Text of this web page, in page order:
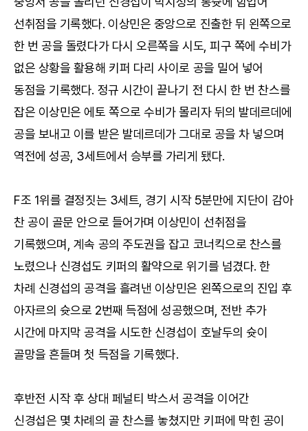
선취점을 기록했다. 이상민은 중앙으로 진출한 뒤 왼쪽으로
한 번 공을 돌렸다가 다시 오른쪽을 시도, 피구 쪽에 수비가
없은 상황을 활용해 키퍼 다리 사이로 공을 밀어 넣어
동점을 기록했다. 정규 시간이 끝나기 전 다시 한 번 찬스를
잡은 이상민은 에토 쪽으로 수비가 몰리자 뒤의 발데르데에
공을 보내고 이를 받은 발데르데가 그대로 공을 차 넣으며
역전에 성공, 3세트에서 승부를 가리게 됐다.
F조 1위를 결정짓는 3세트, 경기 시작 5분만에 지단이 감아
찬 공이 골문 안으로 들어가며 이상민이 선취점을
기록했으며, 계속 공의 주도권을 잡고 코너킥으로 찬스를
노렸으나 신경섭도 키퍼의 활약으로 위기를 넘겼다. 한
차례 신경섭의 공격을 흘려낸 이상민은 왼쪽으로의 진입 후
아자르의 슛으로 2번째 득점에 성공했으며, 전반 추가
시간에 마지막 공격을 시도한 신경섭이 호날두의 슛이
골망을 흔들며 첫 득점을 기록했다.
후반전 시작 후 상대 페널티 박스서 공격을 이어간
신경섭은 몇 차례의 골 찬스를 놓쳤지만 키퍼에 막힌 공이